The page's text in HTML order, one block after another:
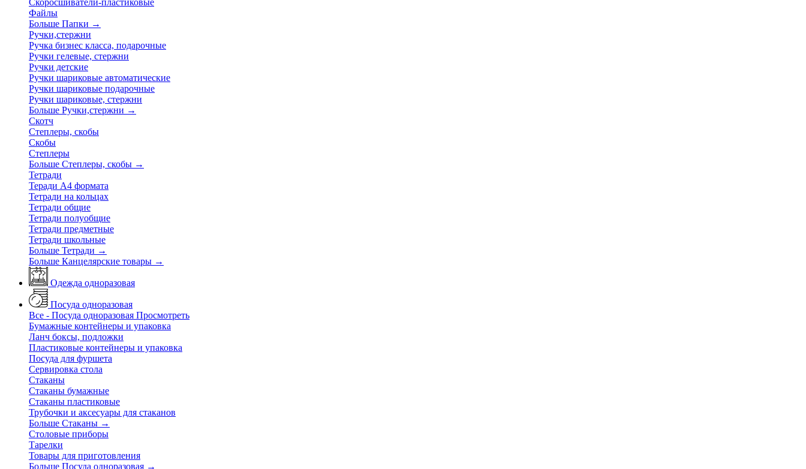
Скоросшиватели-пластиковые
Файлы
Больше Папки →
Ручки,стержни
Ручка бизнес класса, подарочные
Ручки гелевые, стержни
Ручки детские
Ручки шариковые автоматические
Ручки шариковые подарочные
Ручки шариковые, стержни
Больше Ручки,стержни →
Скотч
Степлеры, скобы
Скобы
Степлеры
Больше Степлеры, скобы →
Тетради
Теради А4 формата
Тетради на кольцах
Тетради общие
Тетради полуобщие
Тетради предметные
Тетради школьные
Больше Тетради →
Больше Канцелярские товары →
Одежда одноразовая
Посуда одноразовая
Все - Посуда одноразовая Просмотреть
Бумажные контейнеры и упаковка
Ланч боксы, подложки
Пластиковые контейнеры и упаковка
Посуда для фуршета
Сервировка стола
Стаканы
Стаканы бумажные
Стаканы пластиковые
Трубочки и аксесуары для стаканов
Больше Стаканы →
Столовые приборы
Тарелки
Товары для приготовления
Больше Посуда одноразовая →